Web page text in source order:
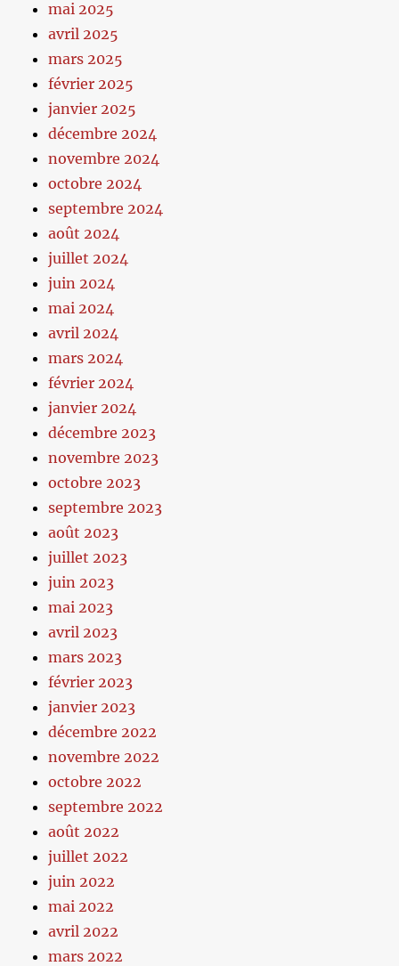
mai 2025
avril 2025
mars 2025
février 2025
janvier 2025
décembre 2024
novembre 2024
octobre 2024
septembre 2024
août 2024
juillet 2024
juin 2024
mai 2024
avril 2024
mars 2024
février 2024
janvier 2024
décembre 2023
novembre 2023
octobre 2023
septembre 2023
août 2023
juillet 2023
juin 2023
mai 2023
avril 2023
mars 2023
février 2023
janvier 2023
décembre 2022
novembre 2022
octobre 2022
septembre 2022
août 2022
juillet 2022
juin 2022
mai 2022
avril 2022
mars 2022